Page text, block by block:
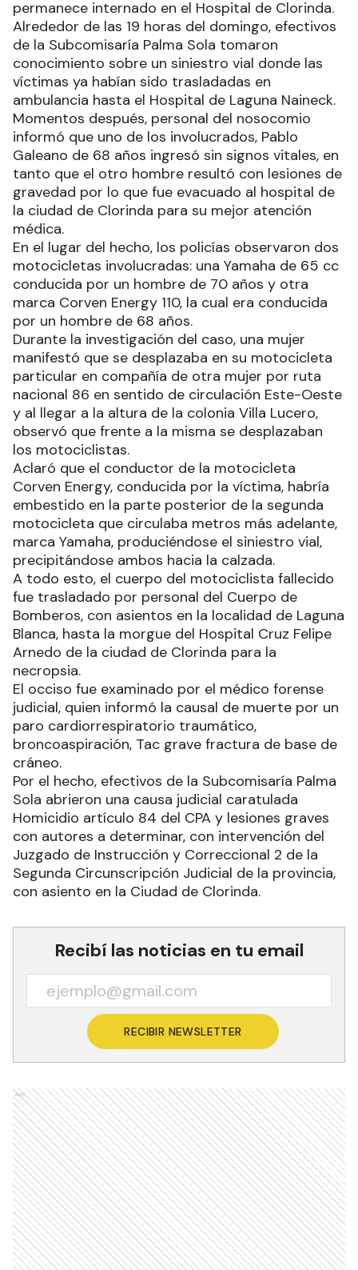
permanece internado en el Hospital de Clorinda.
Alrededor de las 19 horas del domingo, efectivos
de la Subcomisaría Palma Sola tomaron
conocimiento sobre un siniestro vial donde las
víctimas ya habían sido trasladadas en
ambulancia hasta el Hospital de Laguna Naineck.
Momentos después, personal del nosocomio
informó que uno de los involucrados, Pablo
Galeano de 68 años ingresó sin signos vitales, en
tanto que el otro hombre resultó con lesiones de
gravedad por lo que fue evacuado al hospital de
la ciudad de Clorinda para su mejor atención
médica.
En el lugar del hecho, los policías observaron dos
motocicletas involucradas: una Yamaha de 65 cc
conducida por un hombre de 70 años y otra
marca Corven Energy 110, la cual era conducida
por un hombre de 68 años.
Durante la investigación del caso, una mujer
manifestó que se desplazaba en su motocicleta
particular en compañía de otra mujer por ruta
nacional 86 en sentido de circulación Este-Oeste
y al llegar a la altura de la colonia Villa Lucero,
observó que frente a la misma se desplazaban
los motociclistas.
Aclaró que el conductor de la motocicleta
Corven Energy, conducida por la víctima, habría
embestido en la parte posterior de la segunda
motocicleta que circulaba metros más adelante,
marca Yamaha, produciéndose el siniestro vial,
precipitándose ambos hacia la calzada.
A todo esto, el cuerpo del motociclista fallecido
fue trasladado por personal del Cuerpo de
Bomberos, con asientos en la localidad de Laguna
Blanca, hasta la morgue del Hospital Cruz Felipe
Arnedo de la ciudad de Clorinda para la
necropsia.
El occiso fue examinado por el médico forense
judicial, quien informó la causal de muerte por un
paro cardiorrespiratorio traumático,
broncoaspiración, Tac grave fractura de base de
cráneo.
Por el hecho, efectivos de la Subcomisaría Palma
Sola abrieron una causa judicial caratulada
Homicidio artículo 84 del CPA y lesiones graves
con autores a determinar, con intervención del
Juzgado de Instrucción y Correccional 2 de la
Segunda Circunscripción Judicial de la provincia,
con asiento en la Ciudad de Clorinda.
Recibí las noticias en tu email
RECIBIR NEWSLETTER
Ads